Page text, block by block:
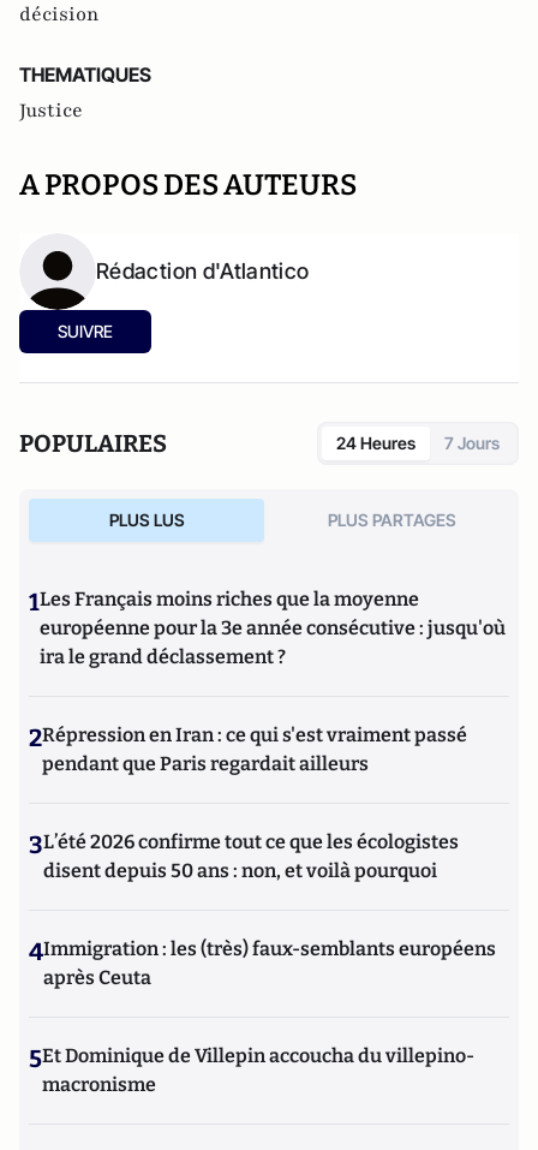
décision
THEMATIQUES
Justice
A PROPOS DES AUTEURS
Rédaction d'Atlantico
SUIVRE
POPULAIRES 24 Heures 7 Jours
PLUS LUS PLUS PARTAGES
1Les Français moins riches que la moyenne
européenne pour la 3e année consécutive : jusqu'où
ira le grand déclassement ?
2Répression en Iran : ce qui s'est vraiment passé
pendant que Paris regardait ailleurs
3L’été 2026 confirme tout ce que les écologistes
disent depuis 50 ans : non, et voilà pourquoi
4Immigration : les (très) faux-semblants européens
après Ceuta
5Et Dominique de Villepin accoucha du villepino-
macronisme